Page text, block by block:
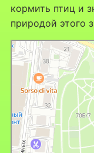
кормить птиц и
природой этого
Липецк
Яндекс Карты —